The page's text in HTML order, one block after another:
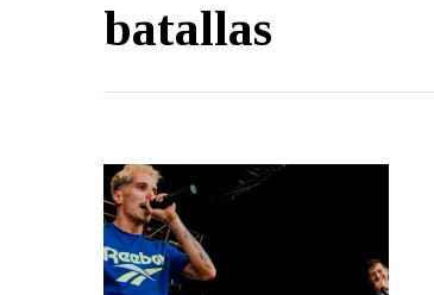
batallas